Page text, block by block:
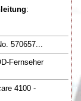
:
570657...
Fernseher
4100 -